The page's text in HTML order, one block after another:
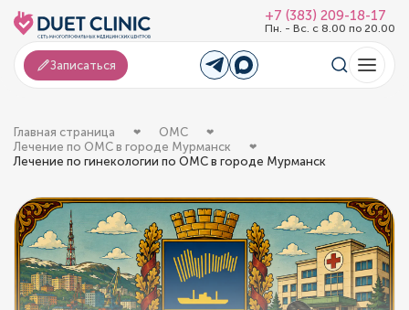
+7 (383) 209-18-17
Пн. - Вс. с 8.00 по 20.00
Записаться
Главная страница
ОМС
Лечение по ОМС в городе Мурманск
Лечение по гинекологии по ОМС в городе Мурманск